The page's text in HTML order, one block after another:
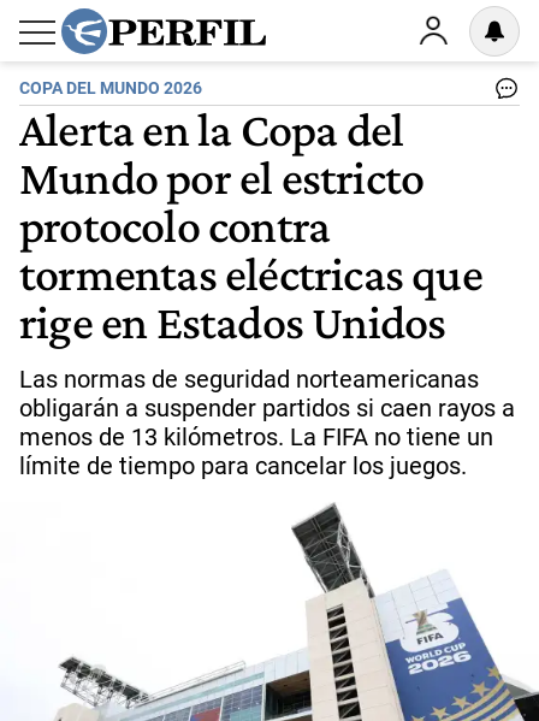
COPA DEL MUNDO 2026
Alerta en la Copa del
Mundo por el estricto
protocolo contra
tormentas eléctricas que
rige en Estados Unidos
Las normas de seguridad norteamericanas
obligarán a suspender partidos si caen rayos a
menos de 13 kilómetros. La FIFA no tiene un
límite de tiempo para cancelar los juegos.